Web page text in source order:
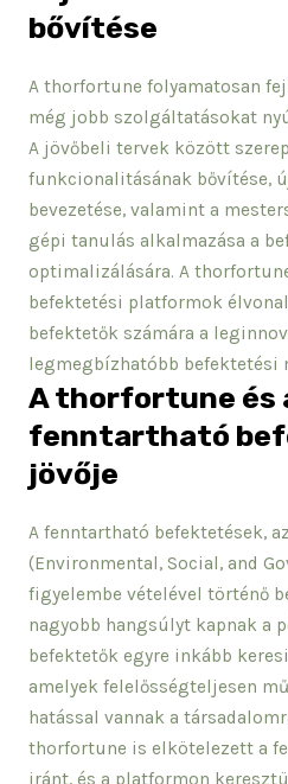
bővítése
A thorfortune folyamatosan
még jobb szolgáltatásokat
A jövőbeli tervek között
funkcionalitásának bővítése,
bevezetése, valamint a
gépi tanulás alkalmazása a
optimalizálására. A
befektetési platformok
befektetők számára a
legmegbízhatóbb befektetési
A thorfortune és
fenntartható
jövője
A fenntartható befektetések,
(Environmental, Social, and
figyelembe vételével történő
nagyobb hangsúlyt kapnak a
befektetők egyre inkább
amelyek felelősségteljesen
hatással vannak a
thorfortune is elkötelezett a
iránt, és a platformon